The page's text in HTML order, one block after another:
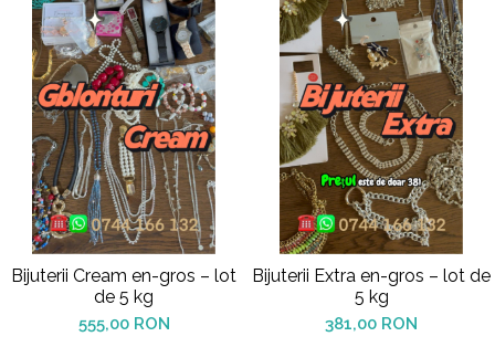
Bijuterii Cream en-gros – lot
de 5 kg
555,00 RON
Bijuterii Extra en-gros – lot de
5 kg
381,00 RON